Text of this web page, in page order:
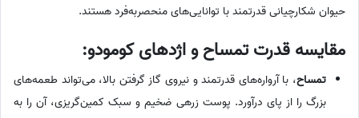
حیوان شکارچیانی قدرتمند با توانایی‌های منحصربه‌فرد هستند.
مقایسه قدرت تمساح و اژدهای کومودو:
تمساح، با آرواره‌های قدرتمند و نیروی گاز گرفتن بالا، می‌تواند طعمه‌های
بزرگ را از پای درآورد. پوست زرهی ضخیم و سبک کمین‌گریزی، آن را به